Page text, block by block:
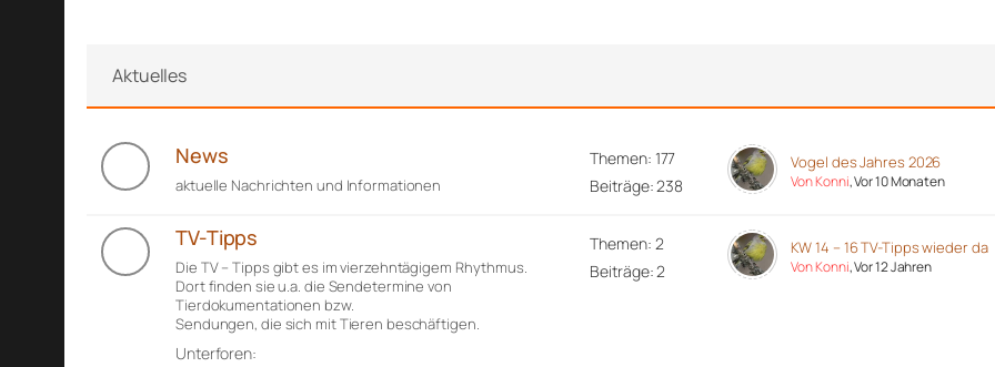
Aktuelles
News
aktuelle Nachrichten und Informationen
Themen: 177
Beiträge: 238
Vogel des Jahres 2026
Von Konni, Vor 10 Monaten
TV-Tipps
Die TV – Tipps gibt es im vierzehntägigem Rhythmus.
Dort finden sie u.a. die Sendetermine von
Tierdokumentationen bzw.
Sendungen, die sich mit Tieren beschäftigen.
Unterforen:
Themen: 2
Beiträge: 2
KW 14 – 16 TV-Tipps wieder da
Von Konni, Vor 12 Jahren